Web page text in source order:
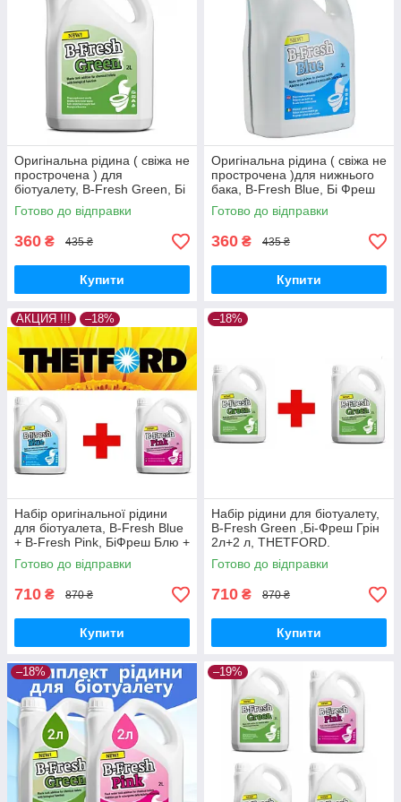
Оригінальна рідина ( свіжа не
прострочена ) для
біотуалету, B-Fresh Green, Бі
Фреш Грін, 2 л, THETFORD.
Готово до відправки
360 ₴ 435 ₴
Купити
Оригінальна рідина ( свіжа не
прострочена )для нижнього
бака, B-Fresh Blue, Бі Фреш
Блю, 2 л, THETFORD.
Готово до відправки
360 ₴ 435 ₴
Купити
АКЦИЯ !!! –18%
Набір оригінальної рідини
для біотуалета, B-Fresh Blue
+ B-Fresh Pink, БіФреш Блю +
Бі-Фреш Пінк, 2 л + 2 л,
THETFORD.
Готово до відправки
710 ₴ 870 ₴
Купити
–18%
Набір рідини для біотуалету,
B-Fresh Green ,Бі-Фреш Грін
2л+2 л, THETFORD.
Готово до відправки
710 ₴ 870 ₴
Купити
–18% –19%